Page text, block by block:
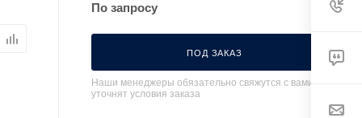
По запросу
ПОД ЗАКАЗ
Наши менеджеры обязательно свяжутся с вами и
уточнят условия заказа